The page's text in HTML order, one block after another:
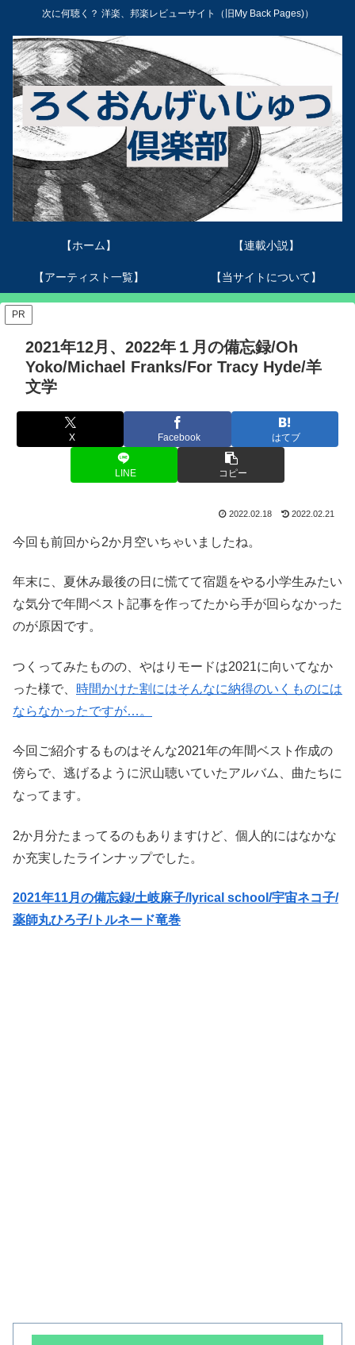
次に何聴く？ 洋楽、邦楽レビューサイト（旧My Back Pages)）
【ホーム】 【連載小説】
【アーティスト一覧】 【当サイトについて】
PR
2021年12月、2022年１月の備忘録/Oh
Yoko/Michael Franks/For Tracy Hyde/羊
文学
X Facebook はてブ
LINE コピー
2022.02.18 2022.02.21
今回も前回から2か月空いちゃいましたね。
年末に、夏休み最後の日に慌てて宿題をやる小学生みたい
な気分で年間ベスト記事を作ってたから手が回らなかった
のが原因です。
つくってみたものの、やはりモードは2021に向いてなか
った様で、 時間かけた割にはそんなに納得のいくものには
ならなかったですが…。
今回ご紹介するものはそんな2021年の年間ベスト作成の
傍らで、逃げるように沢山聴いていたアルバム、曲たちに
なってます。
2か月分たまってるのもありますけど、個人的にはなかな
か充実したラインナップでした。
2021年11月の備忘録/土岐麻子/lyrical school/宇宙ネコ子/
薬師丸ひろ子/トルネード竜巻